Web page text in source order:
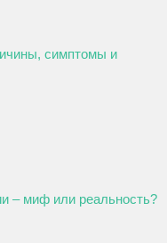
симптомы и
– миф или реальность?